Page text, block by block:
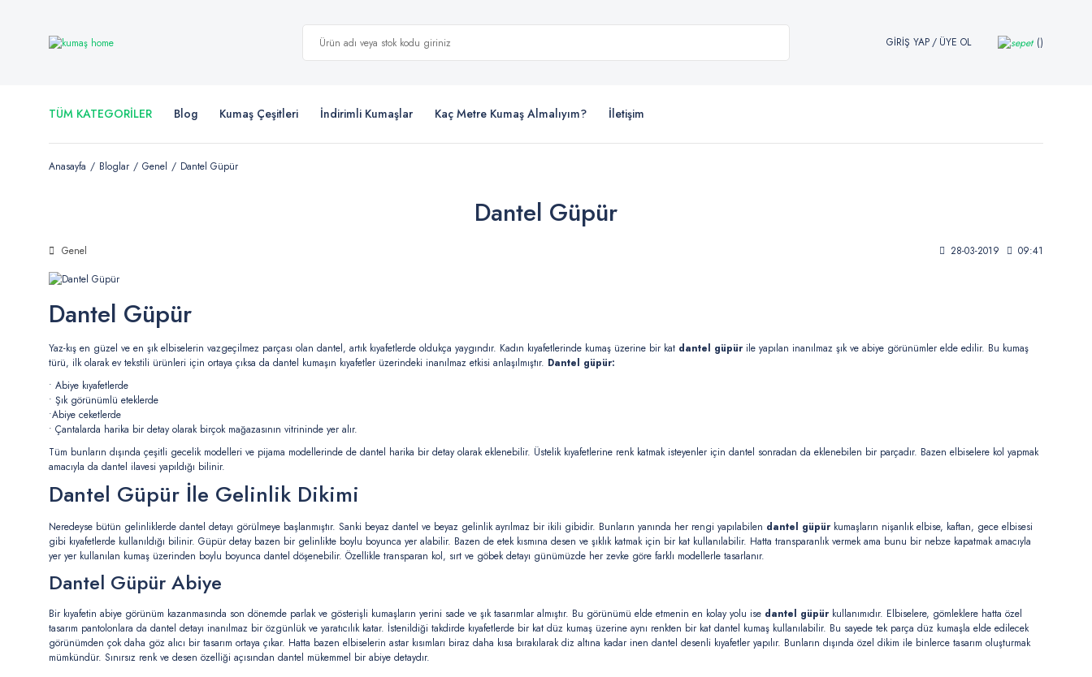
GİRİŞ YAP/ ÜYE OL
TÜM KATEGORİLER Blog Kumaş Çeşitleri İndirimli Kumaşlar Kaç Metre Kumaş Almalıyım? İletişim
Anasayfa Bloglar Genel Dantel Güpür
Dantel Güpür
Genel 28-03-2019 09:41
Dantel Güpür
Yaz-kış en güzel ve en şık elbiselerin vazgeçilmez parçası olan dantel, artık kıyafetlerde oldukça yaygındır. Kadın kıyafetlerinde kumaş üzerine bir kat dantel güpür ile yapılan inanılmaz şık ve abiye görünümler elde edilir. Bu kumaş
türü, ilk olarak ev tekstili ürünleri için ortaya çıksa da dantel kumaşın kıyafetler üzerindeki inanılmaz etkisi anlaşılmıştır. Dantel güpür:
• Abiye kıyafetlerde
• Şık görünümlü eteklerde
•Abiye ceketlerde
• Çantalarda harika bir detay olarak birçok mağazasının vitrininde yer alır.
Tüm bunların dışında çeşitli gecelik modelleri ve pijama modellerinde de dantel harika bir detay olarak eklenebilir. Üstelik kıyafetlerine renk katmak isteyenler için dantel sonradan da eklenebilen bir parçadır. Bazen elbiselere kol yapmak
amacıyla da dantel ilavesi yapıldığı bilinir.
Dantel Güpür İle Gelinlik Dikimi
Neredeyse bütün gelinliklerde dantel detayı görülmeye başlanmıştır. Sanki beyaz dantel ve beyaz gelinlik ayrılmaz bir ikili gibidir. Bunların yanında her rengi yapılabilen dantel güpür kumaşların nişanlık elbise, kaftan, gece elbisesi
gibi kıyafetlerde kullanıldığı bilinir. Güpür detay bazen bir gelinlikte boylu boyunca yer alabilir. Bazen de etek kısmına desen ve şıklık katmak için bir kat kullanılabilir. Hatta transparanlık vermek ama bunu bir nebze kapatmak amacıyla
yer yer kullanılan kumaş üzerinden boylu boyunca dantel döşenebilir. Özellikle transparan kol, sırt ve göbek detayı günümüzde her zevke göre farklı modellerle tasarlanır.
Dantel Güpür Abiye
Bir kıyafetin abiye görünüm kazanmasında son dönemde parlak ve gösterişli kumaşların yerini sade ve şık tasarımlar almıştır. Bu görünümü elde etmenin en kolay yolu ise dantel güpür kullanımıdır. Elbiselere, gömleklere hatta özel
tasarım pantolonlara da dantel detayı inanılmaz bir özgünlük ve yaratıcılık katar. İstenildiği takdirde kıyafetlerde bir kat düz kumaş üzerine aynı renkten bir kat dantel kumaş kullanılabilir. Bu sayede tek parça düz kumaşla elde edilecek
görünümden çok daha göz alıcı bir tasarım ortaya çıkar. Hatta bazen elbiselerin astar kısımları biraz daha kısa bırakılarak diz altına kadar inen dantel desenli kıyafetler yapılır. Bunların dışında özel dikim ile binlerce tasarım oluşturmak
mümkündür. Sınırsız renk ve desen özelliği açısından dantel mükemmel bir abiye detaydır.